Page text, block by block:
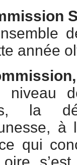
année
niveau
la
à
qui